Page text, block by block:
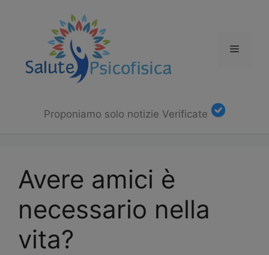
Menu
Proponiamo solo notizie Verificate
Avere amici è
necessario nella
vita?